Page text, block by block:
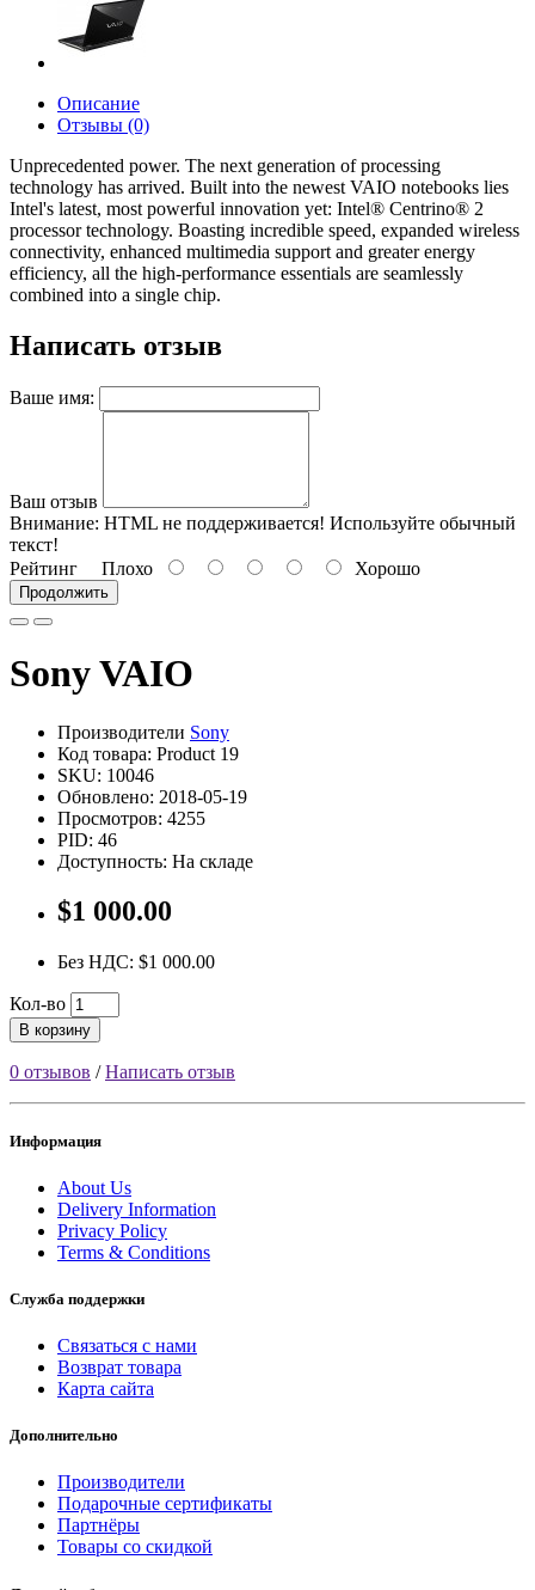
Описание
Отзывы (0)
Unprecedented power. The next generation of processing
technology has arrived. Built into the newest VAIO notebooks lies
Intel's latest, most powerful innovation yet: Intel® Centrino® 2
processor technology. Boasting incredible speed, expanded wireless
connectivity, enhanced multimedia support and greater energy
efficiency, all the high-performance essentials are seamlessly
combined into a single chip.
Написать отзыв
Ваше имя:
Ваш отзыв
Внимание: HTML не поддерживается! Используйте обычный
текст!
Рейтинг Плохо Хорошо
Продолжить
Sony VAIO
Производители Sony
Код товара: Product 19
SKU: 10046
Обновлено: 2018-05-19
Просмотров: 4255
PID: 46
Доступность: На складе
$1 000.00
Без НДС: $1 000.00
Кол-во
В корзину
0 отзывов /Написать отзыв
Информация
About Us
Delivery Information
Privacy Policy
Terms & Conditions
Служба поддержки
Связаться с нами
Возврат товара
Карта сайта
Дополнительно
Производители
Подарочные сертификаты
Партнёры
Товары со скидкой